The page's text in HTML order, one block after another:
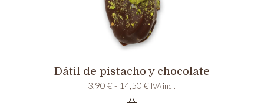
Dátil de pistacho y chocolate
3,90€- 14,50€ Rango
IVA incl.